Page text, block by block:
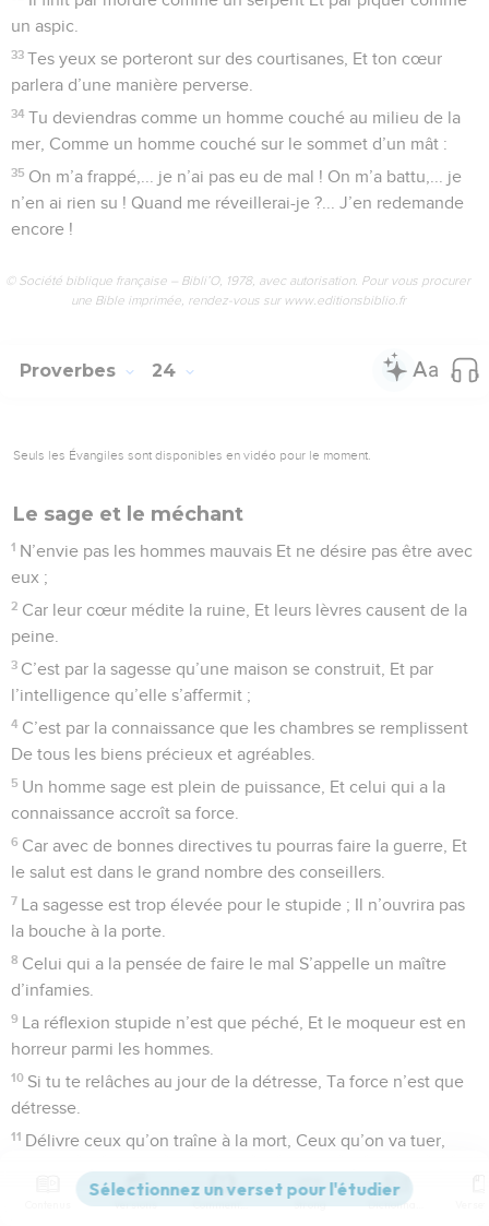
un aspic.
33 Tes yeux se porteront sur des courtisanes, Et ton cœur
parlera d’une manière perverse.
34 Tu deviendras comme un homme couché au milieu de la
mer, Comme un homme couché sur le sommet d’un mât :
35 On m’a frappé,... je n’ai pas eu de mal ! On m’a battu,... je
n’en ai rien su ! Quand me réveillerai-je ?... J’en redemande
encore !
© Société biblique française – Bibli’O, 1978, avec autorisation. Pour vous procurer
une Bible imprimée, rendez-vous sur www.editionsbiblio.fr
Proverbes 24
Seuls les Évangiles sont disponibles en vidéo pour le moment.
Le sage et le méchant
1 N’envie pas les hommes mauvais Et ne désire pas être avec
eux ;
2 Car leur cœur médite la ruine, Et leurs lèvres causent de la
peine.
3 C’est par la sagesse qu’une maison se construit, Et par
l’intelligence qu’elle s’affermit ;
4 C’est par la connaissance que les chambres se remplissent
De tous les biens précieux et agréables.
5 Un homme sage est plein de puissance, Et celui qui a la
connaissance accroît sa force.
6 Car avec de bonnes directives tu pourras faire la guerre, Et
le salut est dans le grand nombre des conseillers.
7 La sagesse est trop élevée pour le stupide ; Il n’ouvrira pas
la bouche à la porte.
8 Celui qui a la pensée de faire le mal S’appelle un maître
d’infamies.
9 La réflexion stupide n’est que péché, Et le moqueur est en
horreur parmi les hommes.
10 Si tu te relâches au jour de la détresse, Ta force n’est que
détresse.
11 Délivre ceux qu’on traîne à la mort, Ceux qu’on va tuer,
Si tu dis : Ah ! nous ne savions pas !... Celui qui pèse les
Versions Commentaires Strong